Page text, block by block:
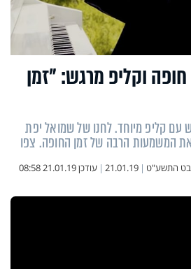
חופה וקליפ מרגש: "זמן
עם קליפ מיוחד. לחנו של שמואל יפת
המשמעות הרבה של זמן החופה. צפו
התשע"ט |
21.01.19
| עודכן21.01.19 08:58